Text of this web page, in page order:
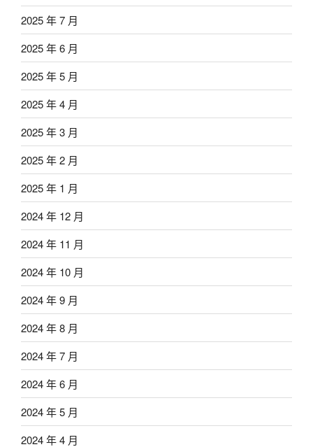
2025 年 7 月
2025 年 6 月
2025 年 5 月
2025 年 4 月
2025 年 3 月
2025 年 2 月
2025 年 1 月
2024 年 12 月
2024 年 11 月
2024 年 10 月
2024 年 9 月
2024 年 8 月
2024 年 7 月
2024 年 6 月
2024 年 5 月
2024 年 4 月